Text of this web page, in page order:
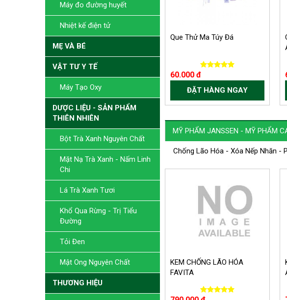
Que Thử Ma Túy Đá
60.000 đ
ĐẶT HÀNG NGAY
MỸ PHẨM JANSSEN - MỸ PHẨM
Chống Lão Hóa - Xóa Nếp Nhăn -
KEM CHỐNG LÃO HÓA
FAVITA
Máy đo đường huyết
Nhiệt kế điện tử
MẸ VÀ BÉ
VẬT TƯ Y TẾ
Máy Tạo Oxy
DƯỢC LIỆU - SẢN PHẨM
THIÊN NHIÊN
Bột Trà Xanh Nguyên Chất
Mặt Nạ Trà Xanh - Nấm Linh
Chi
Lá Trà Xanh Tươi
Khổ Qua Rừng - Trị Tiểu
Đường
Tỏi Đen
Mật Ong Nguyên Chất
THƯƠNG HIỆU